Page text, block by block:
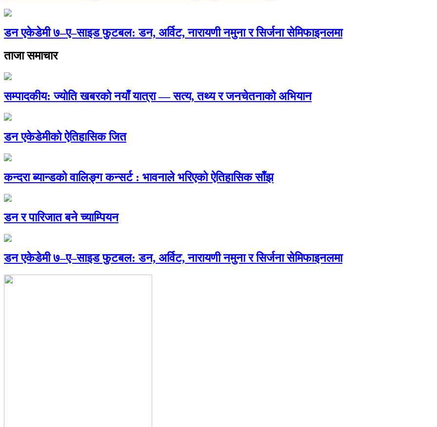
डन एकेडेमी ७–ए–साइड फुटबल: डन, अर्विट, नारायणी नमुना र सिर्जना सेमिफाइनलमा
ताजा समाचार
सम्पादकीय: ज्योति खबरको नयाँ यात्रा — सत्य, तथ्य र जनचेतनाको अभियान
डन एकेडेमीको ऐतिहासिक जित
कन्दरा ब्यान्डको वालिङ्ग कन्सर्ट : भावनाले भरिएको ऐतिहासिक साँझ
डन र पारिजात बने च्याम्पियन
डन एकेडेमी ७–ए–साइड फुटबल: डन, अर्विट, नारायणी नमुना र सिर्जना सेमिफाइनलमा